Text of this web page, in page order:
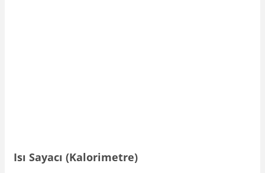
Isı Sayacı (Kalorimetre)